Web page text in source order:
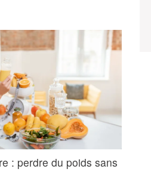
: perdre du poids sans